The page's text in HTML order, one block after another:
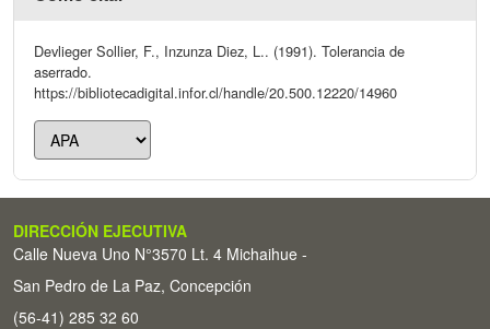
Devlieger Sollier, F., Inzunza Diez, L.. (1991). Tolerancia de
aserrado.
https://bibliotecadigital.infor.cl/handle/20.500.12220/14960
DIRECCIÓN EJECUTIVA
Calle Nueva Uno N°3570 Lt. 4 Michaihue -
San Pedro de La Paz, Concepción
(56-41) 285 32 60